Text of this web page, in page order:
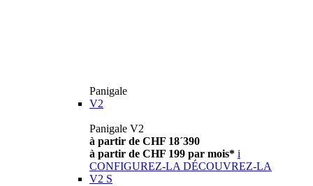
Panigale
V2
Panigale V2
à partir de CHF 18´390
à partir de CHF 199 par mois* i
CONFIGUREZ-LA DÉCOUVREZ-LA
V2 S